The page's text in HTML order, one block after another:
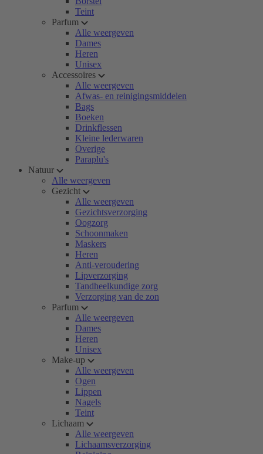
Teint
Parfum
Alle weergeven
Dames
Heren
Unisex
Accessoires
Alle weergeven
Afwas- en reinigingsmiddelen
Bags
Boeken
Drinkflessen
Kleine lederwaren
Overige
Paraplu's
Natuur
Alle weergeven
Gezicht
Alle weergeven
Gezichtsverzorging
Oogzorg
Schoonmaken
Maskers
Heren
Anti-veroudering
Lipverzorging
Tandheelkundige zorg
Verzorging van de zon
Parfum
Alle weergeven
Dames
Heren
Unisex
Make-up
Alle weergeven
Ogen
Lippen
Nagels
Teint
Lichaam
Alle weergeven
Lichaamsverzorging